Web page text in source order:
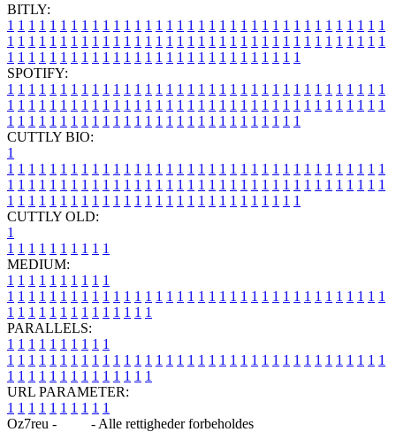
BITLY:
1 1 1 1 1 1 1 1 1 1 1 1 1 1 1 1 1 1 1 1 1 1 1 1 1 1 1 1 1 1 1 1 1 1 1 1
1 1 1 1 1 1 1 1 1 1 1 1 1 1 1 1 1 1 1 1 1 1 1 1 1 1 1 1 1 1 1 1 1 1 1 1
1 1 1 1 1 1 1 1 1 1 1 1 1 1 1 1 1 1 1 1 1 1 1 1 1 1 1 1
SPOTIFY:
1 1 1 1 1 1 1 1 1 1 1 1 1 1 1 1 1 1 1 1 1 1 1 1 1 1 1 1 1 1 1 1 1 1 1 1
1 1 1 1 1 1 1 1 1 1 1 1 1 1 1 1 1 1 1 1 1 1 1 1 1 1 1 1 1 1 1 1 1 1 1 1
1 1 1 1 1 1 1 1 1 1 1 1 1 1 1 1 1 1 1 1 1 1 1 1 1 1 1 1
CUTTLY BIO:
1
1 1 1 1 1 1 1 1 1 1 1 1 1 1 1 1 1 1 1 1 1 1 1 1 1 1 1 1 1 1 1 1 1 1 1 1
1 1 1 1 1 1 1 1 1 1 1 1 1 1 1 1 1 1 1 1 1 1 1 1 1 1 1 1 1 1 1 1 1 1 1 1
1 1 1 1 1 1 1 1 1 1 1 1 1 1 1 1 1 1 1 1 1 1 1 1 1 1 1 1
CUTTLY OLD:
1
1 1 1 1 1 1 1 1 1 1
MEDIUM:
1 1 1 1 1 1 1 1 1 1
1 1 1 1 1 1 1 1 1 1 1 1 1 1 1 1 1 1 1 1 1 1 1 1 1 1 1 1 1 1 1 1 1 1 1 1
1 1 1 1 1 1 1 1 1 1 1 1 1 1
PARALLELS:
1 1 1 1 1 1 1 1 1 1
1 1 1 1 1 1 1 1 1 1 1 1 1 1 1 1 1 1 1 1 1 1 1 1 1 1 1 1 1 1 1 1 1 1 1 1
1 1 1 1 1 1 1 1 1 1 1 1 1 1
URL PARAMETER:
1 1 1 1 1 1 1 1 1 1
Oz7reu -
- Alle rettigheder forbeholdes